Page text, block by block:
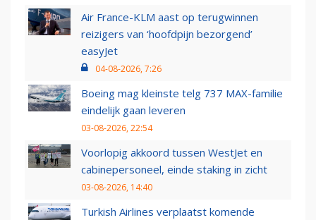
Air France-KLM aast op terugwinnen
reizigers van ‘hoofdpijn bezorgend’
easyJet
04-08-2026, 7:26
Boeing mag kleinste telg 737 MAX-familie
eindelijk gaan leveren
03-08-2026, 22:54
Voorlopig akkoord tussen WestJet en
cabinepersoneel, einde staking in zicht
03-08-2026, 14:40
Turkish Airlines verplaatst komende